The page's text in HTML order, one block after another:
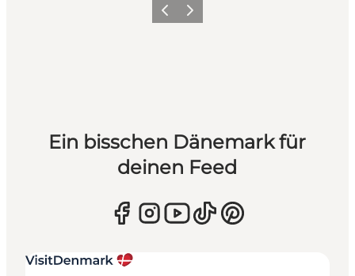
ZurückWeiter
Ein bisschen Dänemark für
deinen Feed